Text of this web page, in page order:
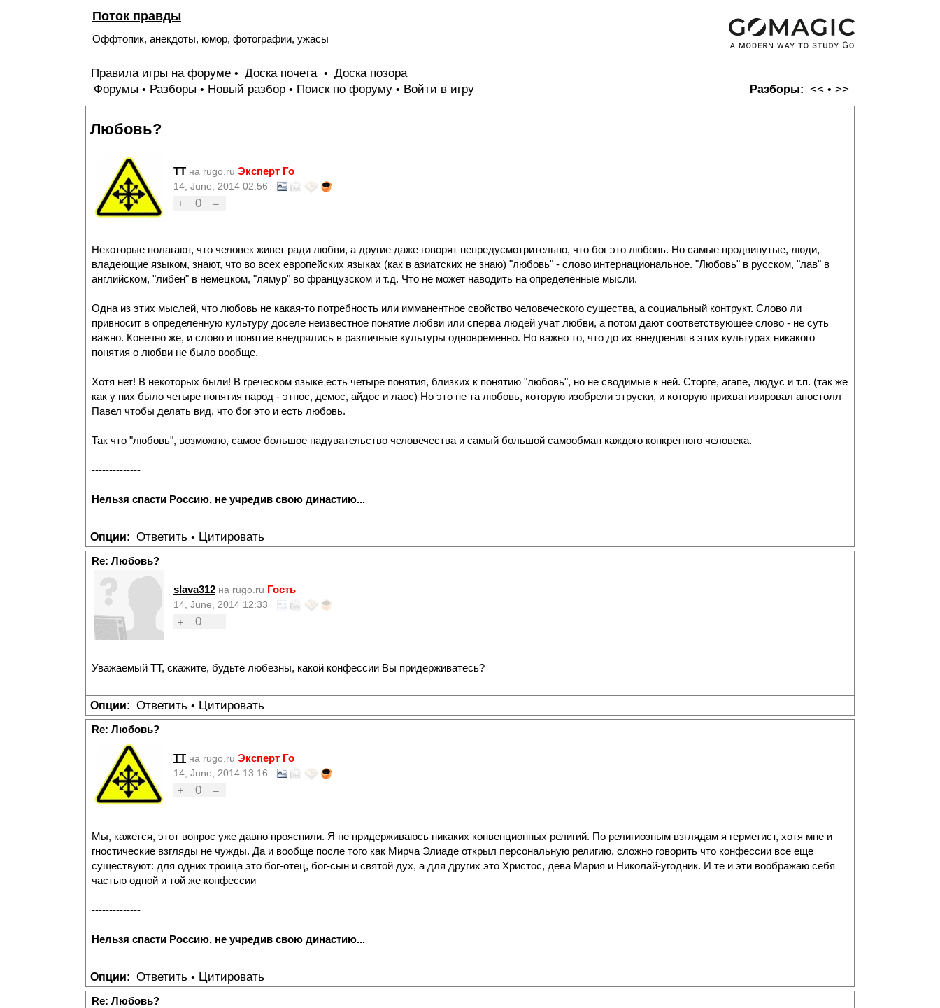
Поток правды
Оффтопик, анекдоты, юмор, фотографии, ужасы
Правила игры на форуме • Доска почета • Доска позора
Разборы: << • >>
Форумы • Разборы • Новый разбор • Поиск по форуму • Войти в игру
Любовь?
TT на rugo.ru Эксперт Го
14, June, 2014 02:56
+
0 –
Некоторые полагают, что человек живет ради любви, а другие даже говорят непредусмотрительно, что бог это любовь. Но самые продвинутые, люди,
владеющие языком, знают, что во всех европейских языках (как в азиатских не знаю) "любовь" - слово интернациональное. "Любовь" в русском, "лав" в
английском, "либен" в немецком, "лямур" во французском и т.д. Что не может наводить на определенные мысли.
Одна из этих мыслей, что любовь не какая-то потребность или имманентное свойство человеческого существа, а социальный контрукт. Слово ли
привносит в определенную культуру доселе неизвестное понятие любви или сперва людей учат любви, а потом дают соответствующее слово - не суть
важно. Конечно же, и слово и понятие внедрялись в различные культуры одновременно. Но важно то, что до их внедрения в этих культурах никакого
понятия о любви не было вообще.
Хотя нет! В некоторых были! В греческом языке есть четыре понятия, близких к понятию "любовь", но не сводимые к ней. Сторге, агапе, людус и т.п. (так же
как у них было четыре понятия народ - этнос, демос, айдос и лаос) Но это не та любовь, которую изобрели этруски, и которую прихватизировал апостолл
Павел чтобы делать вид, что бог это и есть любовь.
Так что "любовь", возможно, самое большое надувательство человечества и самый большой самообман каждого конкретного человека.
--------------
Нельзя спасти Россию, не учредив свою династию...
Опции: Ответить • Цитировать
Re: Любовь?
slava312 на rugo.ru Гость
14, June, 2014 12:33
+
0 –
Уважаемый ТТ, скажите, будьте любезны, какой конфессии Вы придерживатесь?
Опции: Ответить • Цитировать
Re: Любовь?
TT на rugo.ru Эксперт Го
14, June, 2014 13:16
+
0 –
Мы, кажется, этот вопрос уже давно прояснили. Я не придерживаюсь никаких конвенционных религий. По религиозным взглядам я герметист, хотя мне и
гностические взгляды не чужды. Да и вообще после того как Мирча Элиаде открыл персональную религию, сложно говорить что конфессии все еще
существуют: для одних троица это бог-отец, бог-сын и святой дух, а для других это Христос, дева Мария и Николай-угодник. И те и эти воображаю себя
частью одной и той же конфессии
--------------
Нельзя спасти Россию, не учредив свою династию...
Опции: Ответить • Цитировать
Re: Любовь?